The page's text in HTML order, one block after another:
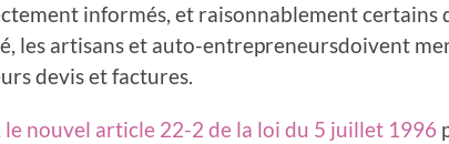
informés, et raisonnablement
les artisans et auto-entrepreneursdoivent
devis et factures.
le nouvel article 22-2 de la loi du 5 juillet 1996